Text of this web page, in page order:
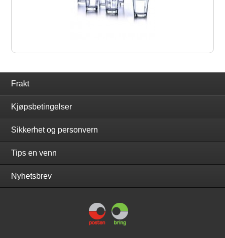
Frakt
Kjøpsbetingelser
Sikkerhet og personvern
Tips en venn
Nyhetsbrev